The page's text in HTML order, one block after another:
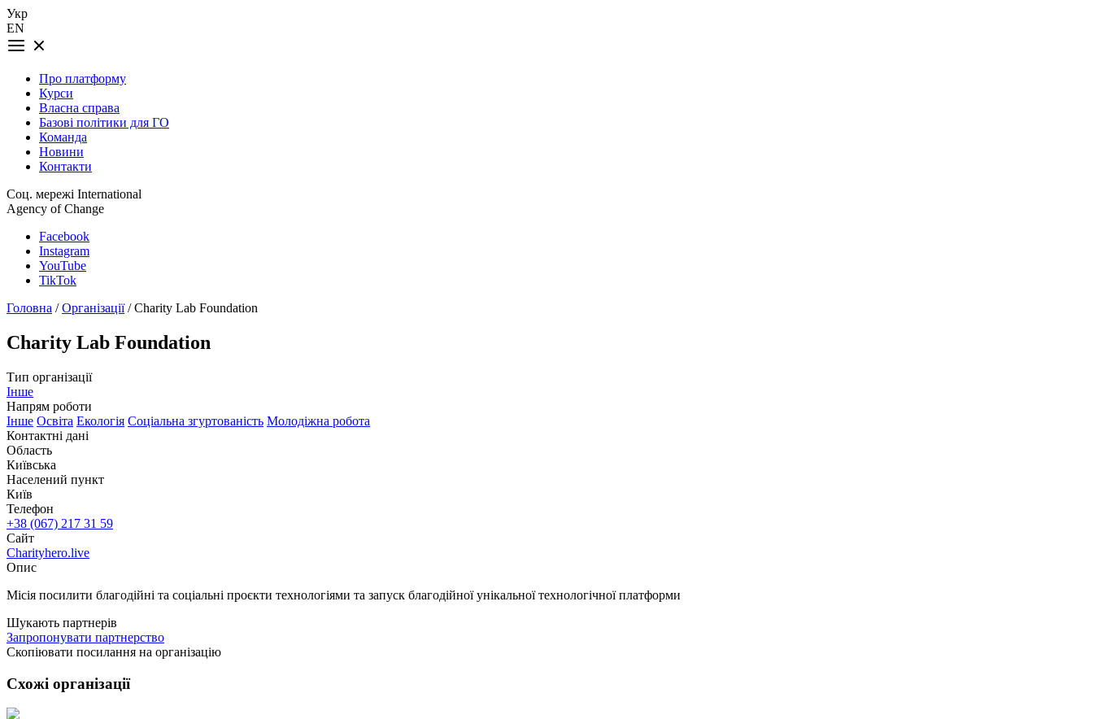
Укр
EN
Про платформу
Курси
Власна справа
Базові політики для ГО
Команда
Новини
Контакти
Соц. мережі International
Agency of Change
Facebook
Instagram
YouTube
TikTok
Головна /Організації/ Charity Lab Foundation
Charity Lab Foundation
Тип організації
Інше
Напрям роботи
Інше Oсвіта Екологія Соціальна згуртованість Молодіжна робота
Контактні дані
Область
Київська
Населений пункт
Київ
Телефон
+38 (067) 217 31 59
Сайт
Charityhero.live
Опис
Місія посилити благодійні та соціальні проєкти технологіями та запуск благодійної унікальної технологічної платформи
Шукають партнерів
Запропонувати партнерство
Скопіювати посилання на організацію
Схожі організації